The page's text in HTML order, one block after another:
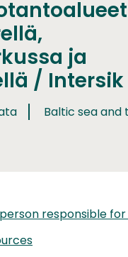
ja
/ Intersik
Baltic sea and
responsible